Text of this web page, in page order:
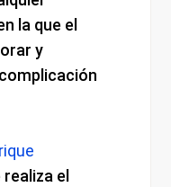
la que el
y
el